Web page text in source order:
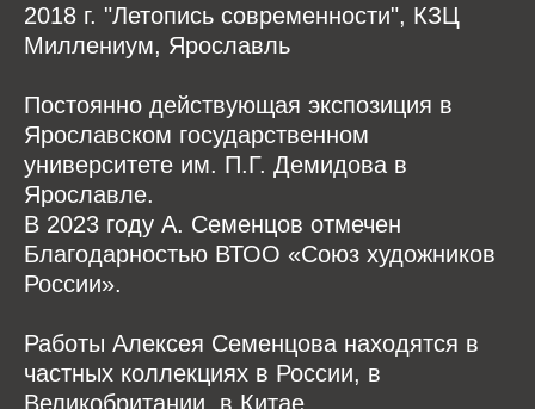
2018 г. "Летопись современности", КЗЦ
Миллениум, Ярославль
Постоянно действующая экспозиция в
Ярославском государственном
университете им. П.Г. Демидова в
Ярославле.
В 2023 году А. Семенцов отмечен
Благодарностью ВТОО «Союз художников
России».
Работы Алексея Семенцова находятся в
частных коллекциях в России, в
Великобритании, в Китае.